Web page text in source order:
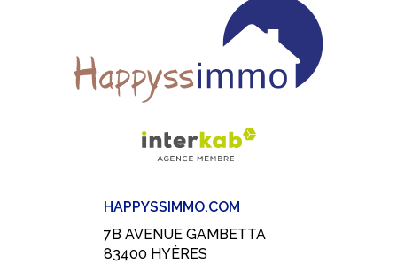
HAPPYSSIMMO.COM
7B AVENUE GAMBETTA
83400 HYÈRES